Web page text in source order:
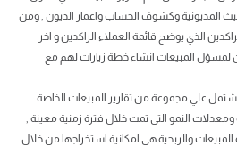
المديونية وكشوف الحساب واعمار الديون , ومن
الذي يوضح قائمة العملاء الراكدين و اخر
لمسؤل المبيعات انشاء خطة زيارات لهم مع
علي مجموعة من تقارير المبيعات الخاصة
النمو التي تمت خلال فترة زمنية معينة ,
المبيعات والربحية هي امكانية استخراجها من خلال